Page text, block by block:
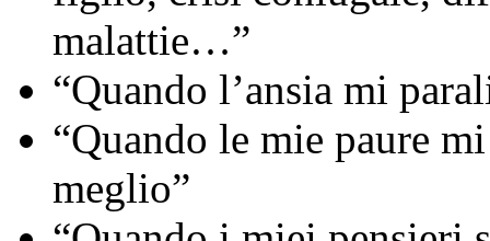
malattie…”
“Quando l’ansia mi
“Quando le mie paure
meglio”